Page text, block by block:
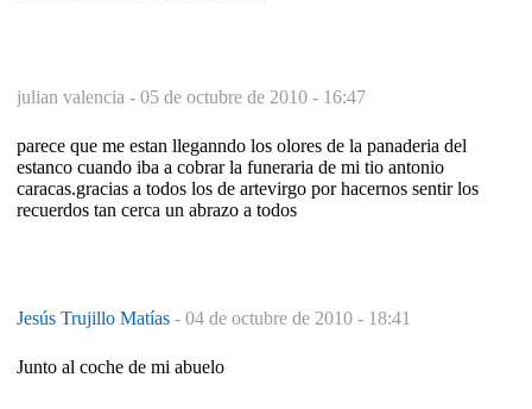
julian valencia - 05 de octubre de 2010 - 16:47
parece que me estan lleganndo los olores de la panaderia del
estanco cuando iba a cobrar la funeraria de mi tio antonio
caracas.gracias a todos los de artevirgo por hacernos sentir los
recuerdos tan cerca un abrazo a todos
Jesús Trujillo Matías - 04 de octubre de 2010 - 18:41
Junto al coche de mi abuelo